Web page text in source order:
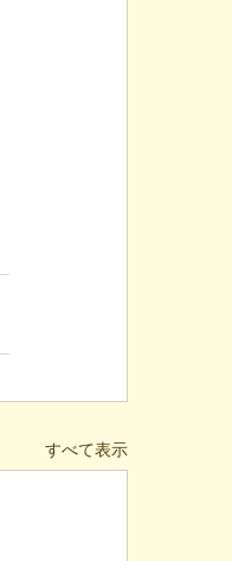
すべて表示